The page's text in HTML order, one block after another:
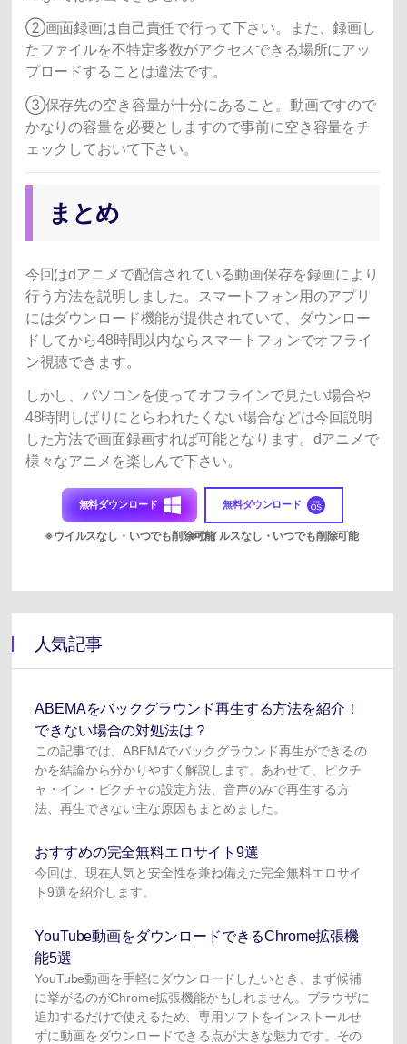
②画面録画は自己責任で行って下さい。また、録画し
たファイルを不特定多数がアクセスできる場所にアッ
プロードすることは違法です。
③保存先の空き容量が十分にあること。動画ですので
かなりの容量を必要としますので事前に空き容量をチ
ェックしておいて下さい。
まとめ
今回はdアニメで配信されている動画保存を録画により
行う方法を説明しました。スマートフォン用のアプリ
にはダウンロード機能が提供されていて、ダウンロー
ドしてから48時間以内ならスマートフォンでオフライ
ン視聴できます。
しかし、パソコンを使ってオフラインで見たい場合や
48時間しばりにとらわれたくない場合などは今回説明
した方法で画面録画すれば可能となります。dアニメで
様々なアニメを楽しんで下さい。
無料ダウンロード 無料ダウンロード
人気記事
ABEMAをバックグラウンド再生する方法を紹介！
できない場合の対処法は？
この記事では、ABEMAでバックグラウンド再生ができるの
かを結論から分かりやすく解説します。あわせて、ピクチ
ャ・イン・ピクチャの設定方法、音声のみで再生する方
法、再生できない主な原因もまとめました。
おすすめの完全無料エロサイト9選
今回は、現在人気と安全性を兼ね備えた完全無料エロサイ
ト9選を紹介します。
YouTube動画をダウンロードできるChrome拡張機
能5選
YouTube動画を手軽にダウンロードしたいとき、まず候補
に挙がるのがChrome拡張機能かもしれません。ブラウザに
追加するだけで使えるため、専用ソフトをインストールせ
ずに動画をダウンロードできる点が大きな魅力です。その